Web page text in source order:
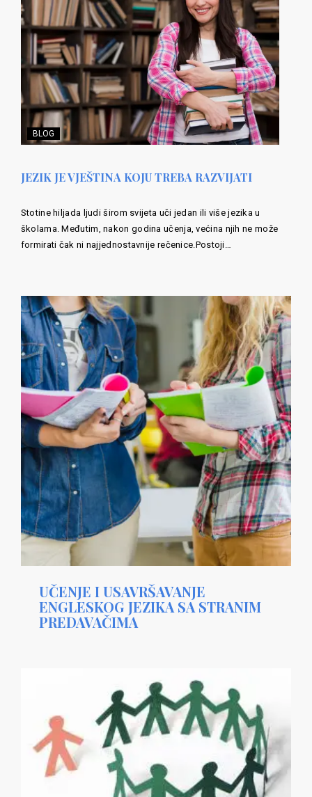
BLOG
JEZIK JE VJEŠTINA KOJU TREBA RAZVIJATI
Stotine hiljada ljudi širom svijeta uči jedan ili više jezika u
školama. Međutim, nakon godina učenja, većina njih ne može
formirati čak ni najjednostavnije rečenice.Postoji…
UČENJE I USAVRŠAVANJE
ENGLESKOG JEZIKA SA STRANIM
PREDAVAČIMA